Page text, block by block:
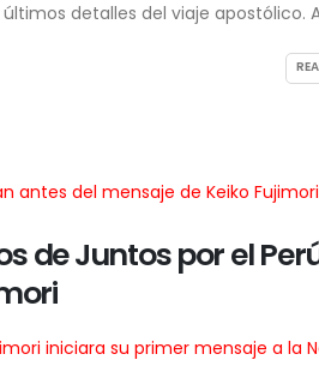
detalles del viaje apostólico.
de Juntos por el
iniciara su primer mensaje a la